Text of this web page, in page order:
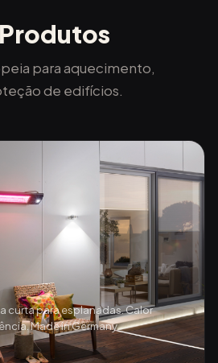
para aquecimento,
de edifícios.
curta para esplanadas. Calor
Made in Germany.